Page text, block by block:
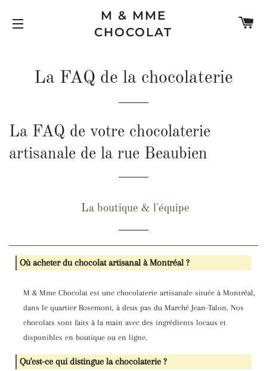
M & MME
CHOCOLAT
La FAQ de la chocolaterie
La FAQ de votre chocolaterie
artisanale de la rue Beaubien
La boutique & l'équipe
Où acheter du chocolat artisanal à Montréal ?
M & Mme Chocolat est une chocolaterie artisanale située à Montréal,
dans le quartier Rosemont, à deux pas du Marché Jean-Talon. Nos
chocolats sont faits à la main avec des ingrédients locaux et
disponibles en boutique ou en ligne.
Qu'est-ce qui distingue la chocolaterie ?